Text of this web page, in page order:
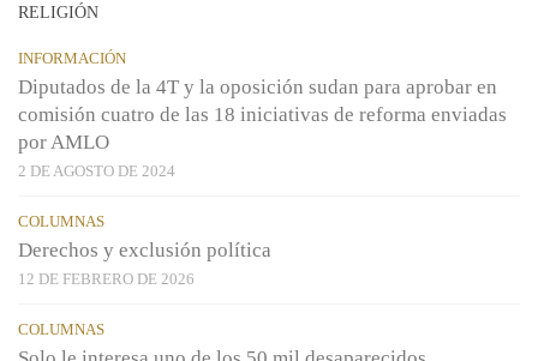
RELIGIÓN
INFORMACIÓN
Diputados de la 4T y la oposición sudan para aprobar en
comisión cuatro de las 18 iniciativas de reforma enviadas
por AMLO
2 DE AGOSTO DE 2024
COLUMNAS
Derechos y exclusión política
12 DE FEBRERO DE 2026
COLUMNAS